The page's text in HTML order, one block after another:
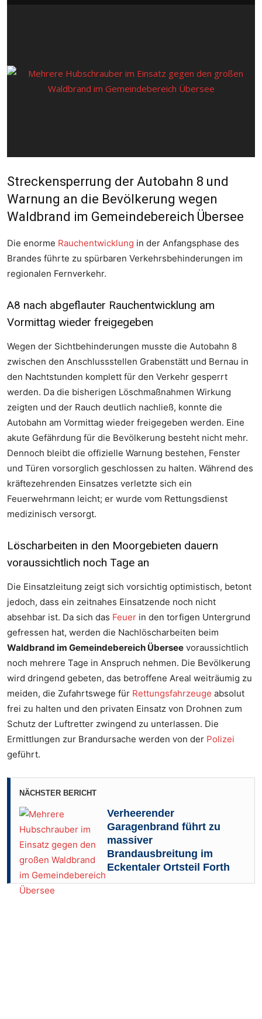
Streckensperrung der Autobahn 8 und
Warnung an die Bevölkerung wegen
Waldbrand im Gemeindebereich Übersee
Die enorme Rauchentwicklung in der Anfangsphase des
Brandes führte zu spürbaren Verkehrsbehinderungen im
regionalen Fernverkehr.
A8 nach abgeflauter Rauchentwicklung am
Vormittag wieder freigegeben
Wegen der Sichtbehinderungen musste die Autobahn 8
zwischen den Anschlussstellen Grabenstätt und Bernau in
den Nachtstunden komplett für den Verkehr gesperrt
werden. Da die bisherigen Löschmaßnahmen Wirkung
zeigten und der Rauch deutlich nachließ, konnte die
Autobahn am Vormittag wieder freigegeben werden. Eine
akute Gefährdung für die Bevölkerung besteht nicht mehr.
Dennoch bleibt die offizielle Warnung bestehen, Fenster
und Türen vorsorglich geschlossen zu halten. Während des
kräftezehrenden Einsatzes verletzte sich ein
Feuerwehrmann leicht; er wurde vom Rettungsdienst
medizinisch versorgt.
Löscharbeiten in den Moorgebieten dauern
voraussichtlich noch Tage an
Die Einsatzleitung zeigt sich vorsichtig optimistisch, betont
jedoch, dass ein zeitnahes Einsatzende noch nicht
absehbar ist. Da sich das Feuer in den torfigen Untergrund
gefressen hat, werden die Nachlöscharbeiten beim
Waldbrand im Gemeindebereich Übersee voraussichtlich
noch mehrere Tage in Anspruch nehmen. Die Bevölkerung
wird dringend gebeten, das betroffene Areal weiträumig zu
meiden, die Zufahrtswege für Rettungsfahrzeuge absolut
frei zu halten und den privaten Einsatz von Drohnen zum
Schutz der Luftretter zwingend zu unterlassen. Die
Ermittlungen zur Brandursache werden von der Polizei
geführt.
NÄCHSTER BERICHT
Verheerender
Garagenbrand führt zu
massiver
Brandausbreitung im
Eckentaler Ortsteil Forth